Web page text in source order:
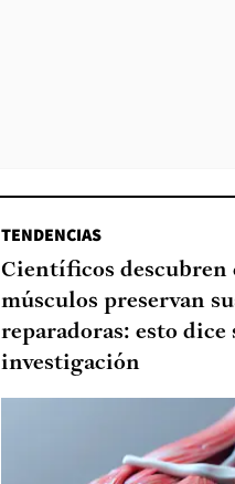
TENDENCIAS
Científicos descubren
músculos preservan
reparadoras: esto dice
investigación